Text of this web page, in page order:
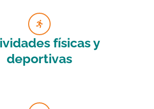
físicas y
deportivas